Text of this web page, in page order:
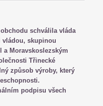
schválila vláda
vládou, skupinou
a Moravskoslezským
Třinecké
způsob výroby, který
podpisu všech